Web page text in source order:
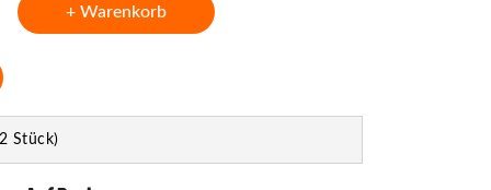
+ Warenkorb
Stück)